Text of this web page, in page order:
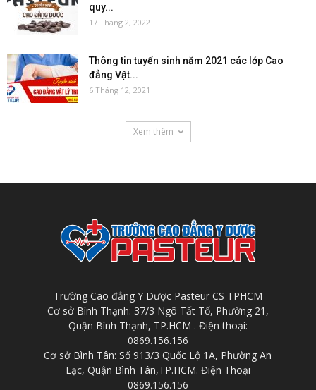
quy...
17 Tháng 2, 2022
Thông tin tuyển sinh năm 2021 các lớp Cao
đẳng Vật...
6 Tháng 12, 2021
Xem thêm
Trường Cao đẳng Y Dược Pasteur CS TPHCM
Cơ sở Bình Thạnh: 37/3 Ngô Tất Tố, Phường 21,
Quận Bình Thạnh, TP.HCM . Điện thoại:
0869.156.156
Cơ sở Bình Tân: Số 913/3 Quốc Lộ 1A, Phường An
Lạc, Quận Bình Tân,TP.HCM. Điện Thoại
0869.156.156